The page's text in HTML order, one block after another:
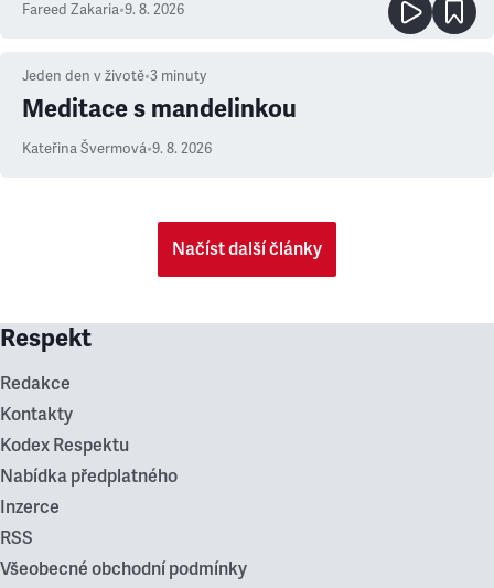
Fareed Zakaria•9. 8. 2026
Jeden den v životě•3 minuty
Meditace s mandelinkou
Kateřina Švermová•9. 8. 2026
Načíst další články
Respekt
Redakce
Kontakty
Kodex Respektu
Nabídka předplatného
Inzerce
RSS
Všeobecné obchodní podmínky